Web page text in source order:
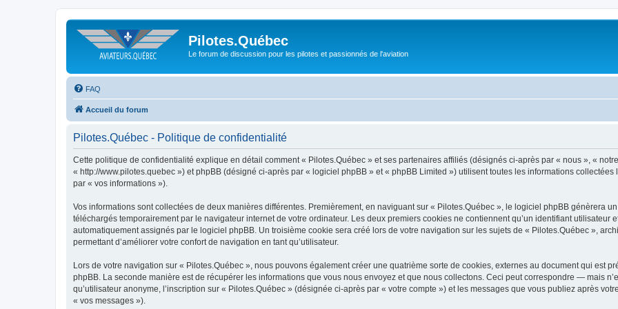
Pilotes.Québec
Le forum de discussion pour les pilotes et passionnés de l'aviation
FAQ
Accueil du forum
Pilotes.Québec - Politique de confidentialité
Cette politique de confidentialité explique en détail comment « Pilotes.Québec » et ses partenaires affiliés (désignés ci-après par « nous », «
« http://www.pilotes.quebec ») et phpBB (désigné ci-après par « logiciel phpBB » et « phpBB Limited ») utilisent toutes les informations
par « vos informations »).
Vos informations sont collectées de deux manières différentes. Premièrement, en naviguant sur « Pilotes.Québec », le logiciel phpBB génèrera
téléchargés temporairement par le navigateur internet de votre ordinateur. Les deux premiers cookies ne contiennent qu’un identifiant utilisateur
automatiquement assignés par le logiciel phpBB. Un troisième cookie sera créé lors de votre navigation sur les sujets de « Pilotes.Québec »,
permettant d’améliorer votre confort de navigation en tant qu’utilisateur.
Lors de votre navigation sur « Pilotes.Québec », nous pouvons également créer une quatrième sorte de cookies, externes au document qui est
phpBB. La seconde manière est de récupérer les informations que vous nous envoyez et que nous collectons. Ceci peut correspondre — mais
qu’utilisateur anonyme, l’inscription sur « Pilotes.Québec » (désignée ci-après par « votre compte ») et les messages que vous publiez après
« vos messages »).